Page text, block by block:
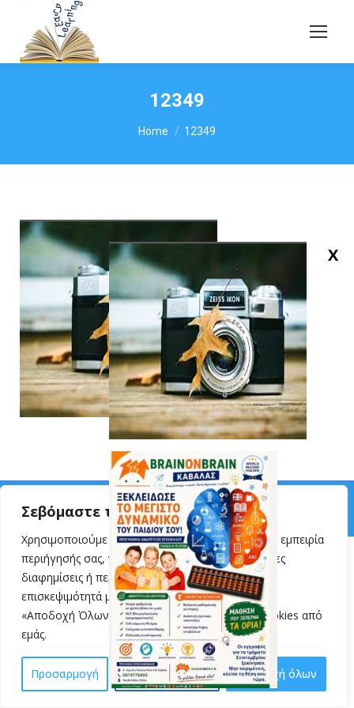
Σεβόμαστε την ιδιωτικότητά σας
Χρησιμοποιούμε cookies για να βελτιώσουμε την εμπειρία
περιήγησής σας, να προβάλλουμε εξατομικευμένες
διαφημίσεις ή περιεχόμενο και να αναλύουμε την
επισκεψιμότητά μας. Κάνοντας κλικ στην επιλογή
«Αποδοχή Όλων», συναινείτε στη χρήση των cookies από
εμάς.
Προσαρμογή Απόρριψη όλων Αποδοχή όλων
12349
You are here:
Home 12349
© 2024 VillyKondylidou.gr | Easy Learning · All Rights Reserved